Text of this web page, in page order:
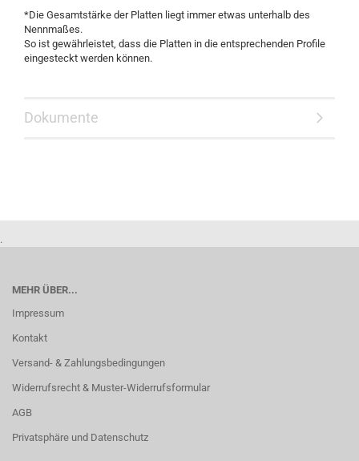
*Die Gesamtstärke der Platten liegt immer etwas unterhalb des
Nennmaßes.
So ist gewährleistet, dass die Platten in die entsprechenden Profile
eingesteckt werden können.
Dokumente
.
MEHR ÜBER...
Impressum
Kontakt
Versand- & Zahlungsbedingungen
Widerrufsrecht & Muster-Widerrufsformular
AGB
Privatsphäre und Datenschutz